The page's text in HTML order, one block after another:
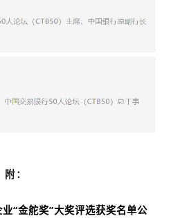
附：
“金舵奖”大奖评选获奖名单公